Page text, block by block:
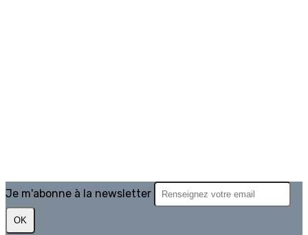
Je m'abonne à la newsletter
OK